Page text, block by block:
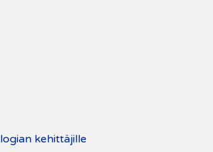
kehittäjille